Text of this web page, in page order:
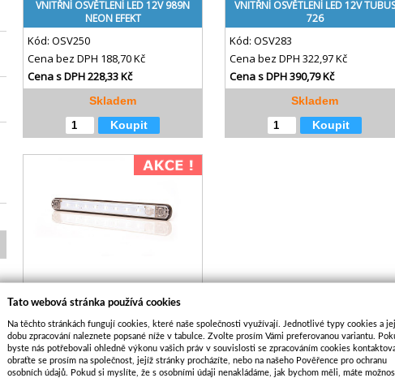
VNITŘNÍ OSVĚTLENÍ LED 12V 989N
NEON EFEKT
Kód: OSV250
Cena bez DPH 188,70 Kč
Cena s DPH228,33 Kč
Skladem
Koupit
VNITŘNÍ OSVĚTLENÍ LED 12V TUBUS
726
Kód: OSV283
Cena bez DPH 322,97 Kč
Cena s DPH390,79 Kč
Skladem
Koupit
VNITŘNÍ OSVĚTLENÍ WAS 726 LED 12V
POHYB. ČIDLO
Kód:OSV404
Cena bez DPH562,47 Kč
Cena s DPH680,59 Kč
Tato webová stránka používá cookies
Na těchto stránkách fungují cookies, které naše společnosti využívají. Jednotlivé typy cookies a
dobu zpracování naleznete popsané níže v tabulce. Zvolte prosím Vámi preferovanou variantu.
byste nás potřebovali ohledně výkonu vašich práv v souvislosti se zpracováním cookies
obraťte se prosím na společnost, jejíž stránky procházíte, nebo na našeho Pověřence pro ochranu
osobních údajů. Pokud si myslíte, že s osobními údaji nenakládáme, jak bychom měli, máte